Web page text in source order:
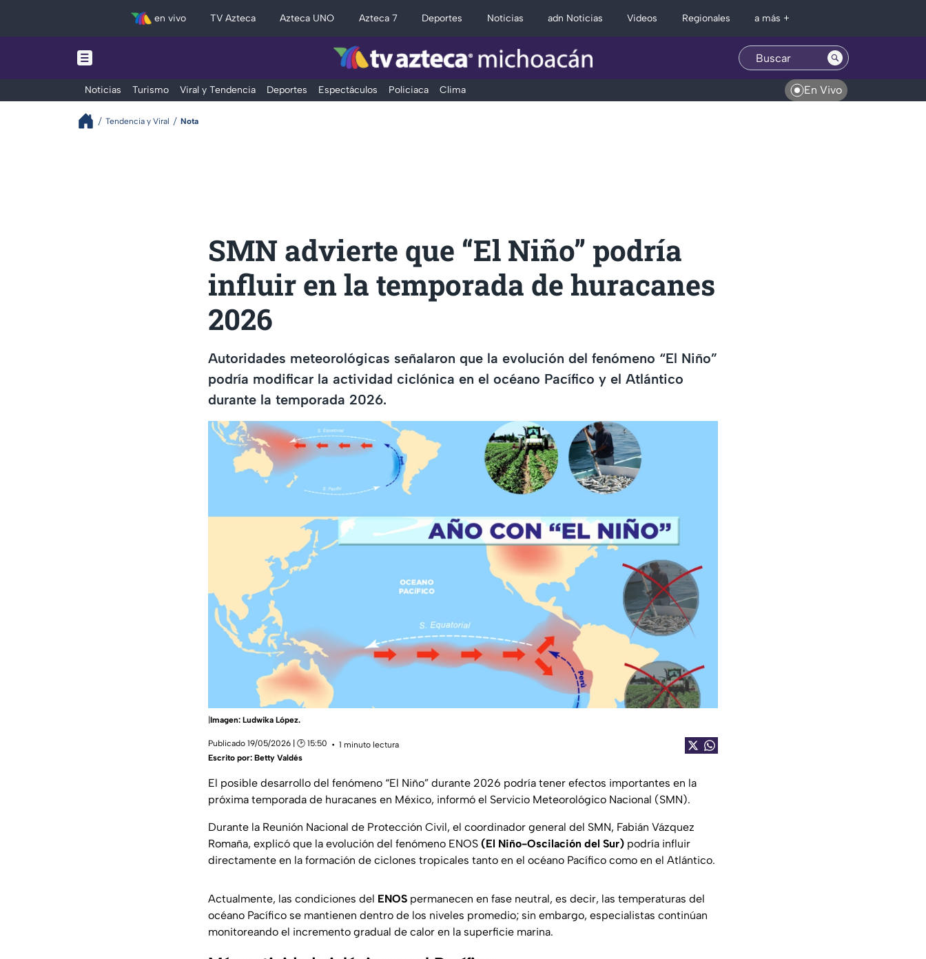
en vivo TV Azteca Azteca UNO Azteca 7 Deportes Noticias adn Noticias Videos Regionales a más +
Noticias Turismo Viral y Tendencia Deportes Espectáculos Policiaca Clima En Vivo
Tendencia y Viral Nota
SMN advierte que “El Niño” podría
influir en la temporada de huracanes
2026
Autoridades meteorológicas señalaron que la evolución del fenómeno “El Niño”
podría modificar la actividad ciclónica en el océano Pacífico y el Atlántico
durante la temporada 2026.
Imagen: Ludwika López.
Publicado 19/05/2026 | 🕑 15:50
1 minuto lectura
Escrito por: Betty Valdés
El posible desarrollo del fenómeno “El Niño” durante 2026 podría tener efectos importantes en la
próxima temporada de huracanes en México, informó el Servicio Meteorológico Nacional (SMN).
Durante la Reunión Nacional de Protección Civil, el coordinador general del SMN, Fabián Vázquez
Romaña, explicó que la evolución del fenómeno ENOS (El Niño-Oscilación del Sur) podría influir
directamente en la formación de ciclones tropicales tanto en el océano Pacífico como en el Atlántico.
Actualmente, las condiciones del ENOS permanecen en fase neutral, es decir, las temperaturas del
océano Pacífico se mantienen dentro de los niveles promedio; sin embargo, especialistas continúan
monitoreando el incremento gradual de calor en la superficie marina.